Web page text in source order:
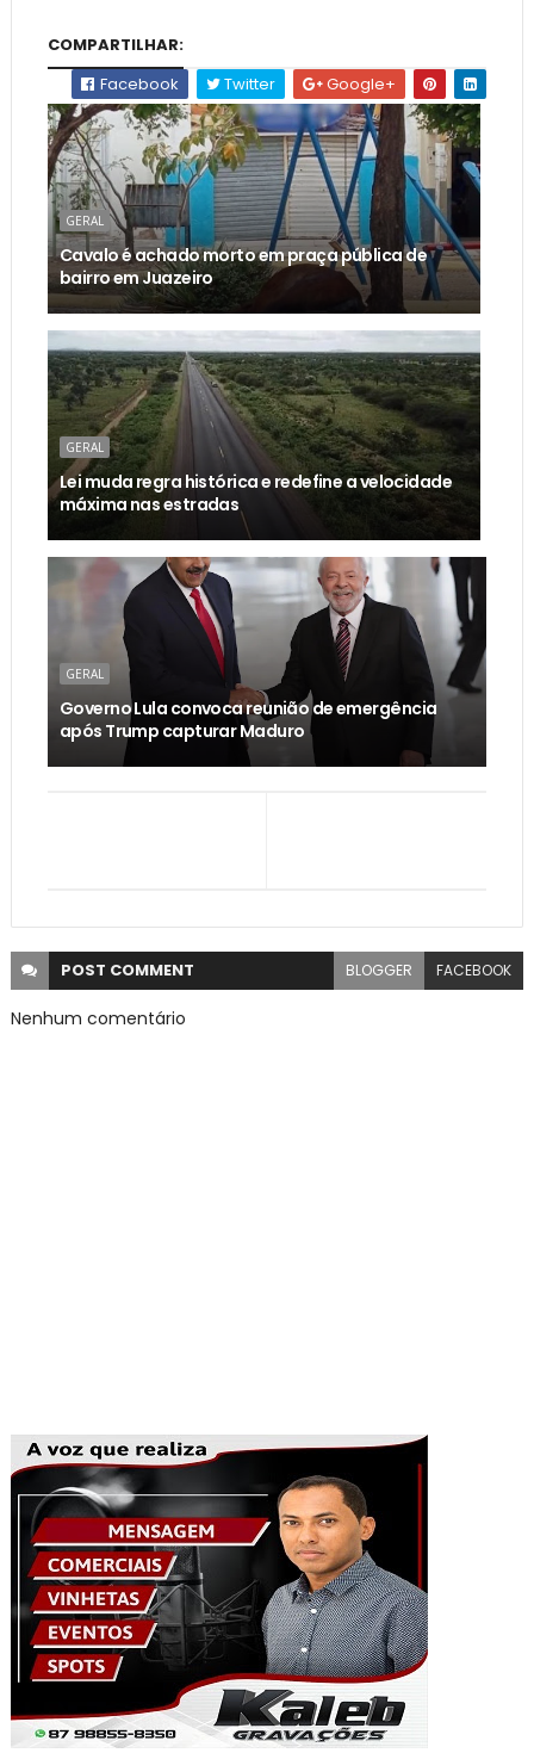
COMPARTILHAR:
Facebook
Twitter Google+
GERAL
Cavalo é achado morto em praça pública de
bairro em Juazeiro
GERAL
Lei muda regra histórica e redefine a velocidade
máxima nas estradas
GERAL
Governo Lula convoca reunião de emergência
após Trump capturar Maduro
POST COMMENT BLOGGER FACEBOOK
Nenhum comentário